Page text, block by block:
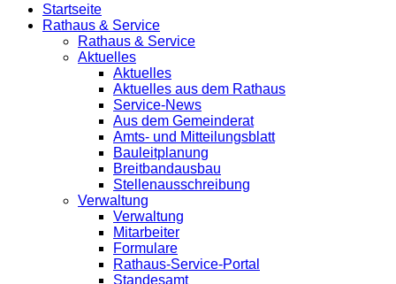
Startseite
Rathaus & Service
Rathaus & Service
Aktuelles
Aktuelles
Aktuelles aus dem Rathaus
Service-News
Aus dem Gemeinderat
Amts- und Mitteilungsblatt
Bauleitplanung
Breitbandausbau
Stellenausschreibung
Verwaltung
Verwaltung
Mitarbeiter
Formulare
Rathaus-Service-Portal
Standesamt